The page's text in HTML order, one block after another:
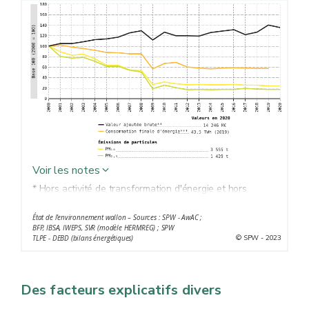
Voir les notes
* Hors activité de transformation d'énergie et hors
** Hors variations de prix
*** Y compris usages non énergétiques
État de l'environnement wallon – Sources : SPW - AwAC ;
BFP, IBSA, IWEPS, SVR (modèle HERMREG) ; SPW
TLPE - DEBD (bilans énergétiques)
© SPW - 2023
Des facteurs explicatifs divers